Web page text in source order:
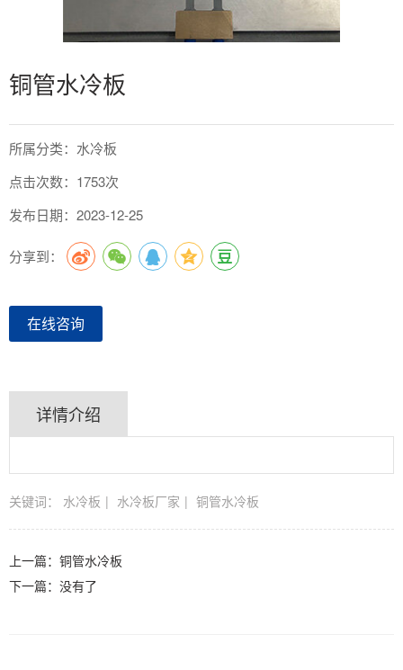
铜管水冷板
所属分类：水冷板
点击次数：1753次
发布日期：2023-12-25
分享到：
在线咨询
详情介绍
关键词： 水冷板 水冷板厂家 铜管水冷板
上一篇： 铜管水冷板
下一篇：没有了